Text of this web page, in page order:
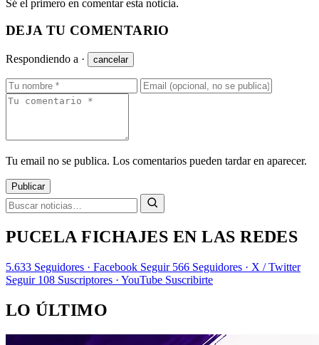
Sé el primero en comentar esta noticia.
DEJA TU COMENTARIO
Respondiendo a · cancelar
Tu email no se publica. Los comentarios pueden tardar en aparecer.
Publicar
PUCELA FICHAJES EN LAS REDES
5.633 Seguidores · Facebook Seguir 566 Seguidores · X / Twitter
Seguir 108 Suscriptores · YouTube Suscribirte
LO ÚLTIMO